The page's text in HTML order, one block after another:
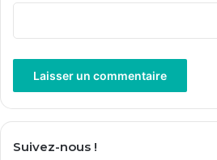
tSuivez-nous !